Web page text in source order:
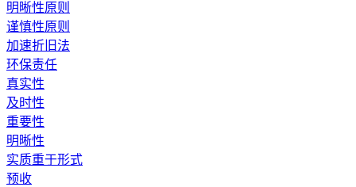
明晰性原则
谨慎性原则
加速折旧法
环保责任
真实性
及时性
重要性
明晰性
实质重于形式
预收